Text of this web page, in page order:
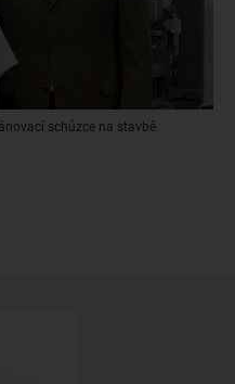
schůzce na stavbě.